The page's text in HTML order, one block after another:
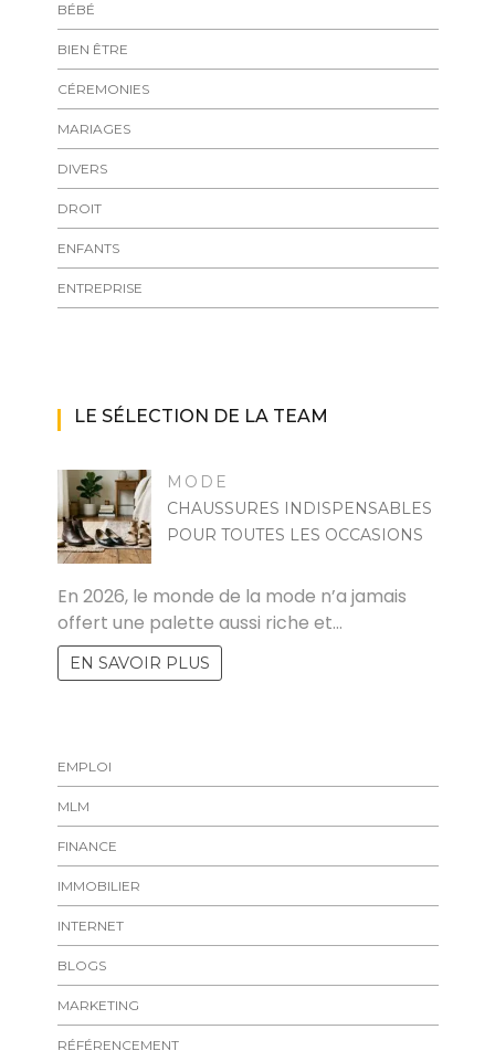
BÉBÉ
BIEN ÊTRE
CÉREMONIES
MARIAGES
DIVERS
DROIT
ENFANTS
ENTREPRISE
LE SÉLECTION DE LA TEAM
MODE
CHAUSSURES INDISPENSABLES
POUR TOUTES LES OCCASIONS
En 2026, le monde de la mode n’a jamais
offert une palette aussi riche et…
EN SAVOIR PLUS
EMPLOI
MLM
FINANCE
IMMOBILIER
INTERNET
BLOGS
MARKETING
RÉFÉRENCEMENT